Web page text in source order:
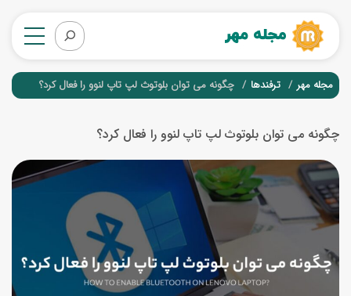
مجله مهر ترفندها چگونه می توان بلوتوث لپ تاپ لنوو را فعال کرد؟
چگونه می توان بلوتوث لپ تاپ لنوو را فعال کرد؟